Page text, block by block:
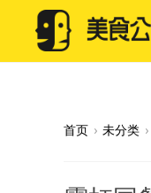
首页 › 未分类 ›